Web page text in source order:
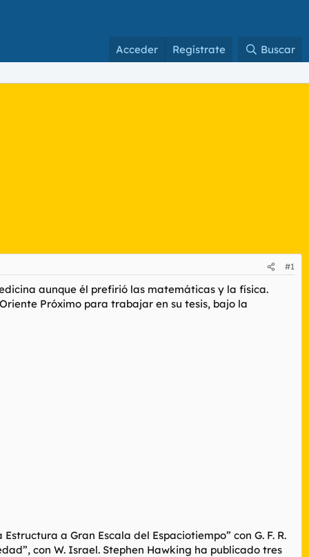
Acceder Regístrate Buscar
#1
aunque él prefirió las matemáticas y la física.
Próximo para trabajar en su tesis, bajo la
a Gran Escala del Espaciotiempo” con G. F. R.
con W. Israel. Stephen Hawking ha publicado tres